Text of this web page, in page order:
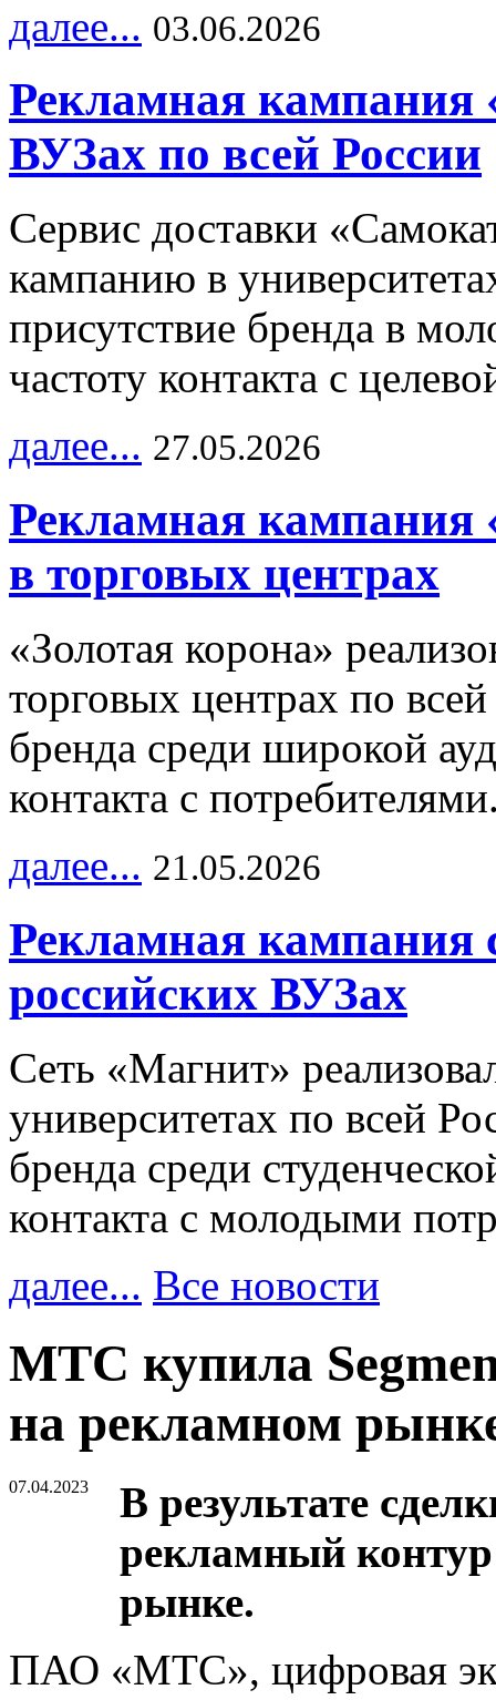
далее... 03.06.2026
Рекламная кампания
ВУЗах по всей России
Сервис доставки
кампанию в
присутствие бренда в
частоту контакта с
далее... 27.05.2026
Рекламная кампания
в торговых центрах
«Золотая корона»
торговых центрах по
бренда среди широкой
контакта с
далее... 21.05.2026
Рекламная кампания
российских ВУЗах
Сеть «Магнит»
университетах по всей
бренда среди
контакта с молодыми
далее... Все новости
МТС купила
на рекламном
07.04.2023
В результате
рекламный
рынке.
ПАО «МТС», цифровая